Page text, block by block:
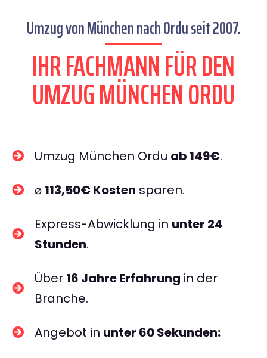
Umzug von München nach Ordu seit 2007.
IHR FACHMANN FÜR DEN
UMZUG MÜNCHEN ORDU
Umzug München Ordu ab 149€.
⌀ 113,50€ Kosten sparen.
Express-Abwicklung in unter 24
Stunden.
Über 16 Jahre Erfahrung in der
Branche.
Angebot in unter 60 Sekunden: